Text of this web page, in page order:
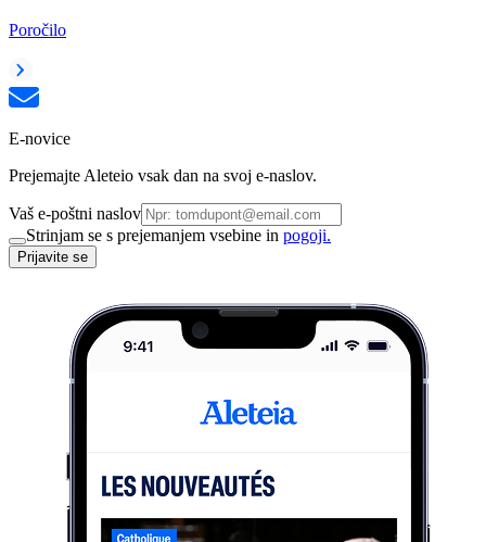
Poročilo
E-novice
Prejemajte Aleteio vsak dan na svoj e-naslov.
Vaš e-poštni naslov
Strinjam se s prejemanjem vsebine in pogoji.
Prijavite se